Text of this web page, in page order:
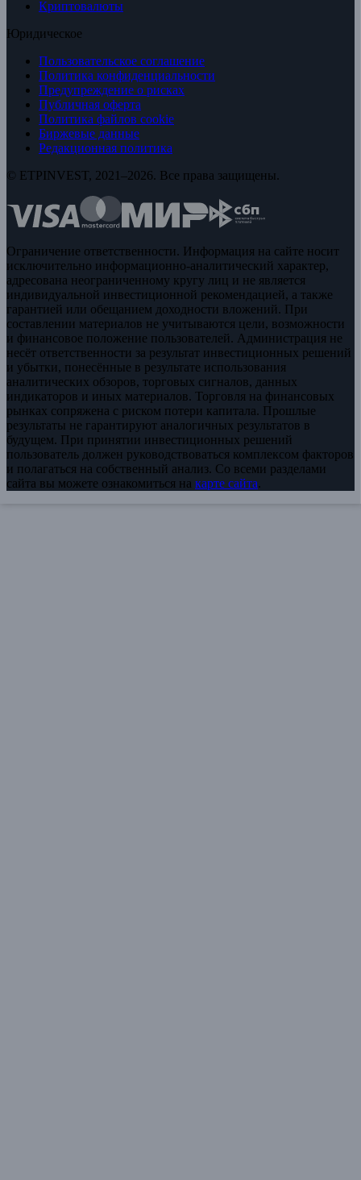
Криптовалюты
Юридическое
Пользовательское соглашение
Политика конфиденциальности
Предупреждение о рисках
Публичная оферта
Политика файлов cookie
Биржевые данные
Редакционная политика
© ETPINVEST, 2021–2026. Все права защищены.
Ограничение ответственности. Информация на сайте носит
исключительно информационно-аналитический характер,
адресована неограниченному кругу лиц и не является
индивидуальной инвестиционной рекомендацией, а также
гарантией или обещанием доходности вложений. При
составлении материалов не учитываются цели, возможности
и финансовое положение пользователей. Администрация не
несёт ответственности за результат инвестиционных решений
и убытки, понесённые в результате использования
аналитических обзоров, торговых сигналов, данных
индикаторов и иных материалов. Торговля на финансовых
рынках сопряжена с риском потери капитала. Прошлые
результаты не гарантируют аналогичных результатов в
будущем. При принятии инвестиционных решений
пользователь должен руководствоваться комплексом факторов
и полагаться на собственный анализ. Со всеми разделами
сайта вы можете ознакомиться на карте сайта.